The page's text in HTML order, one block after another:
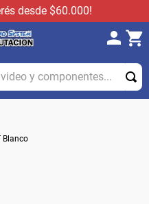
desde $60.000!
y componentes...
Blanco